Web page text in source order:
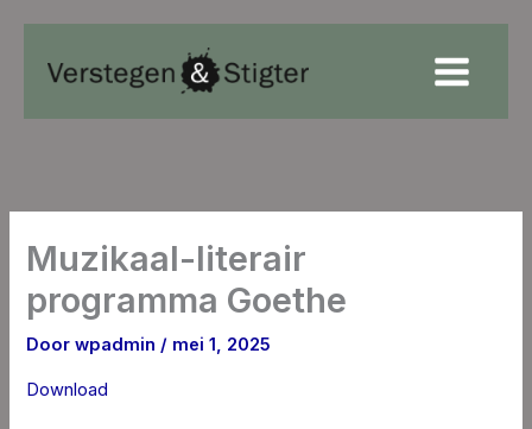
Muzikaal-literair
programma Goethe
Doorwpadmin / mei 1, 2025
Download